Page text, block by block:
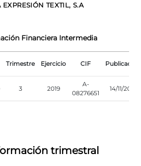
EXPRESIÓN TEXTIL, S.A
Financiera Intermedia
Trimestre Ejercicio CIF Publicación
3 2019
A-
08276651
14/11/2019
trimestral